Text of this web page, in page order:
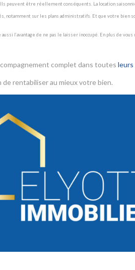
Ils peuvent être réellement conséquents. La location
notamment sur les plans administratifs. Et que votre bien
l’avantage de ne pas le laisser inoccupé. En plus de
complet dans toutes leurs
de rentabiliser au mieux votre bien.